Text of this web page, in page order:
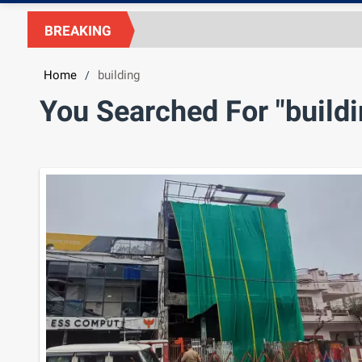
BREAKING
Home / building
You Searched For